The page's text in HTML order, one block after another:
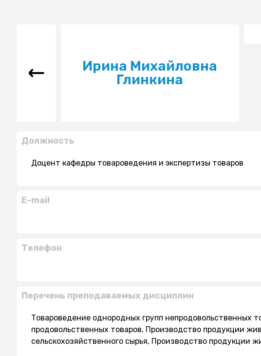
Ирина Михайловна
Глинкина
Должность
Доцент кафедры товароведения и экспертизы товаров
E-mail
Телефон
Перечень преподаваемых дисциплин
Товароведение однородных групп непродовольственных
продовольственных товаров, Производство продукции
сельскохозяйственного сырья, Производство продукции